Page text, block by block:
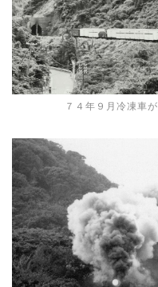
７４年９月冷凍車